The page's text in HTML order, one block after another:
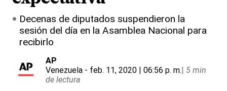
Decenas de diputados suspendieron la
sesión del día en la Asamblea Nacional para
recibirlo
AP
Venezuela - feb. 11, 2020 | 06:56 p. m.| 5 min
de lectura